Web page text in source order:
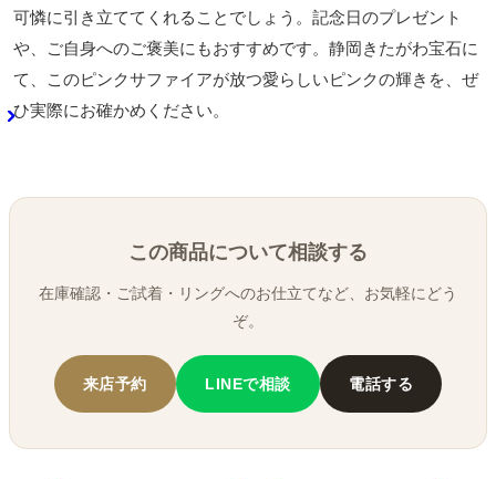
可憐に引き立ててくれることでしょう。記念日のプレゼント
や、ご自身へのご褒美にもおすすめです。静岡きたがわ宝石に
て、このピンクサファイアが放つ愛らしいピンクの輝きを、ぜ
ひ実際にお確かめください。
この商品について相談する
在庫確認・ご試着・リングへのお仕立てなど、お気軽にどう
ぞ。
来店予約 LINEで相談 電話する